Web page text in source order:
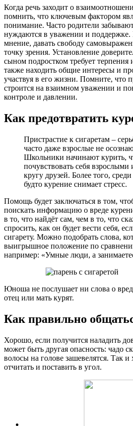
Когда речь заходит о
помнить, что ключевым фактором
понимание. Часто родители
нуждаются в уважении и
мнение, давать свободу
точку зрения. Установление
сыном подростком требует
также находить общие интересы и
участвуя в его жизни. Помните, что
строится на взаимном уважении и
контроле и давлении.
Как предотвратить
Пристрастие к сигаретам –
часто даже взрослые не
Школьники начинают курить,
почувствовать себя взрослыми
кругу друзей. Более того,
будто курение снимает стресс.
Помощь будет заключаться в том,
поискать информацию о вреде
в то, что найдёт сам, чем в то, что
спросить, как он будет вести себя,
сигарету. Можно подобрать слова,
выигрышное положение по
например: «Умные люди, а
Юноша не послушает ни слова о
отец или мать курят.
Как правильно
Хорошо, если получится наладить
может быть другая опасность: чадо
волосы на голове зашевелятся. Так и
отчитать и поставить в угол.